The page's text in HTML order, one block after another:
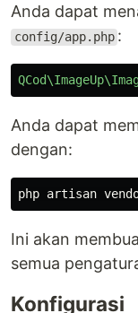
Anda dapat
config/app.php :
Anda dapat
dengan:
php artisan
Ini akan
semua
Konfigurasi